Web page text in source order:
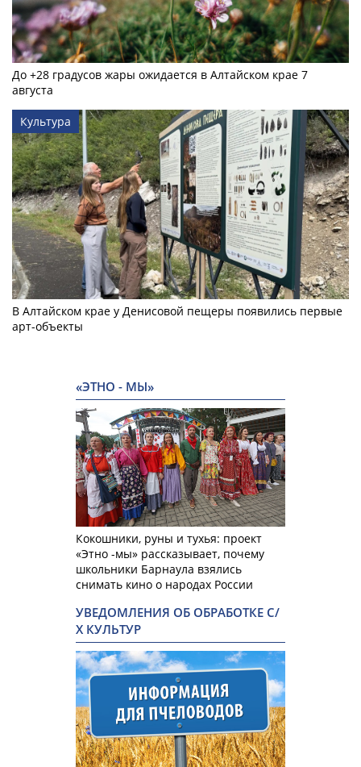
До +28 градусов жары ожидается в Алтайском крае 7
августа
Культура
В Алтайском крае у Денисовой пещеры появились первые
арт-объекты
«ЭТНО - МЫ»
Кокошники, руны и тухья: проект
«Этно -мы» рассказывает, почему
школьники Барнаула взялись
снимать кино о народах России
УВЕДОМЛЕНИЯ ОБ ОБРАБОТКЕ С/
Х КУЛЬТУР